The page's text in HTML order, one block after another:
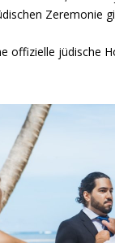
Zeremonie
offizielle jüdische